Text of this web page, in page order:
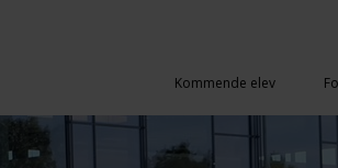
Kommende elev